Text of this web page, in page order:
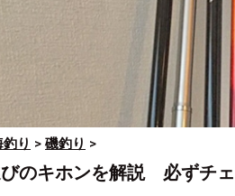
釣り > 磯釣り >
のキホンを解説 必ずチ